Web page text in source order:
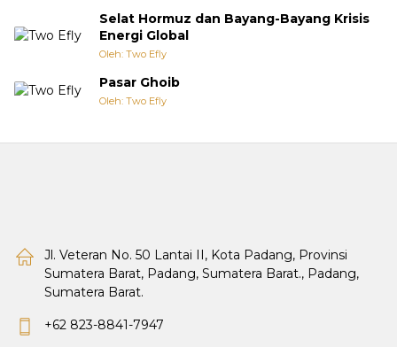
Selat Hormuz dan Bayang-Bayang Krisis
Energi Global
Oleh: Two Efly
Pasar Ghoib
Oleh: Two Efly
Jl. Veteran No. 50 Lantai II, Kota Padang, Provinsi
Sumatera Barat, Padang, Sumatera Barat., Padang,
Sumatera Barat.
+62 823-8841-7947